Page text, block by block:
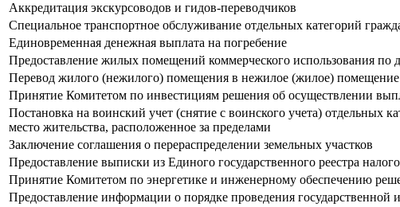
Аккредитация экскурсоводов и гидов-переводчиков
Специальное транспортное обслуживание отдельных категорий
Единовременная денежная выплата на погребение
Предоставление жилых помещений коммерческого использования
Перевод жилого (нежилого) помещения в нежилое (жилое) помещение
Принятие Комитетом по инвестициям решения об осуществлении
Постановка на воинский учет (снятие с воинского учета) отдельных
место жительства, расположенное за пределами
Заключение соглашения о перераспределении земельных участков
Предоставление выписки из Единого государственного реестра
Принятие Комитетом по энергетике и инженерному обеспечению
Предоставление информации о порядке проведения